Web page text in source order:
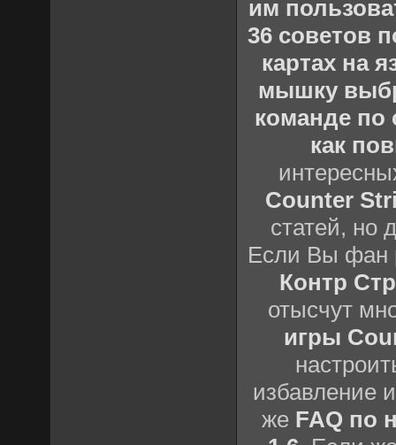
им
36 советов
картах на
мышку
команде по
как
Counter
статей, но
Если Вы фан
Контр
отысчут
игры
избавление
же FAQ по